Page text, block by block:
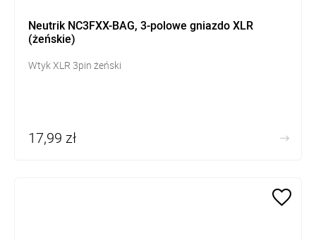
Neutrik NC3FXX-BAG, 3-polowe gniazdo XLR
(żeńskie)
Wtyk XLR 3pin żeński
17,99 zł